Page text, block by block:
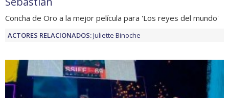
Concha de Oro a la mejor película para 'Los reyes del mundo'
ACTORES RELACIONADOS:Juliette Binoche